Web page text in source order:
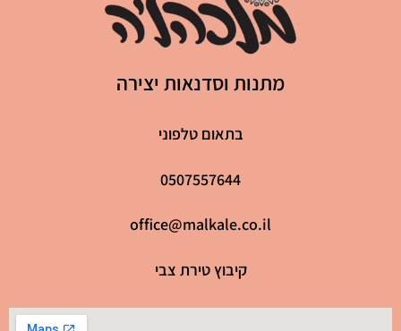
מתנות וסדנאות יצירה
בתאום טלפוני
0507557644
office@malkale.co.il
קיבוץ טירת צבי